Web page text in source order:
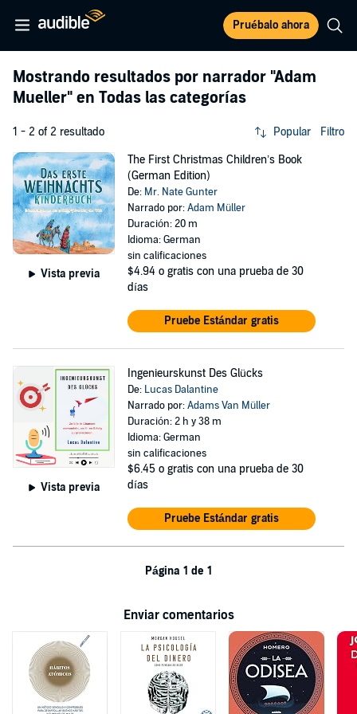
Pruébalo ahora
Mostrando resultados por narrador "Adam
Mueller" en Todas las categorías
1 - 2 of 2 resultado Popular Filtro
Vista previa
The First Christmas Children’s Book
(German Edition)
De: Mr. Nate Gunter
Narrado por:Adam Müller
Duración: 20 m
Idioma: German
sin calificaciones
$4.94 o gratis con una prueba de 30
días
Pruebe Estándar gratis
Vista previa
Ingenieurskunst Des Glücks
De: Lucas Dalantine
Narrado por:Adams Van Müller
Duración: 2 h y 38 m
Idioma: German
sin calificaciones
$6.45 o gratis con una prueba de 30
días
Pruebe Estándar gratis
Página 1 de 1
Enviar comentarios